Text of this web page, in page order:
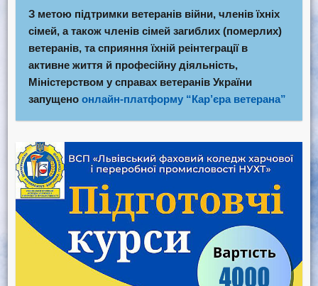
З метою підтримки ветеранів війни, членів їхніх
сімей, а також членів сімей загиблих (померлих)
ветеранів, та сприяння їхній реінтеграції в
активне життя й професійну діяльність,
Міністерством у справах ветеранів України
запущено онлайн-платформу “Кар’єра ветерана”